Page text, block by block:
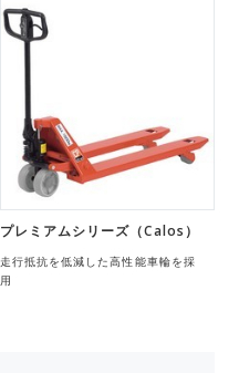
プレミアムシリーズ（Calos）
走行抵抗を低減した高性能車輪を採
用